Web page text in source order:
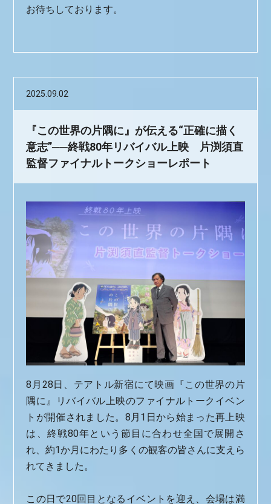
お待ちしております。
2025.09.02
『この世界の片隅に』が伝える“正確に描く
意志”──終戦80年リバイバル上映 片渕須直
監督ファイナルトークショーレポート
8月28日、テアトル新宿にて映画『この世界の片
隅に』リバイバル上映のファイナルトークイベン
トが開催されました。8月1日から始まった再上映
は、終戦80年という節目に合わせ全国で展開さ
れ、約1か月にわたり多くの観客の皆さんに支えら
れてきました。
この日で20回目となるイベントを迎え、会場は満